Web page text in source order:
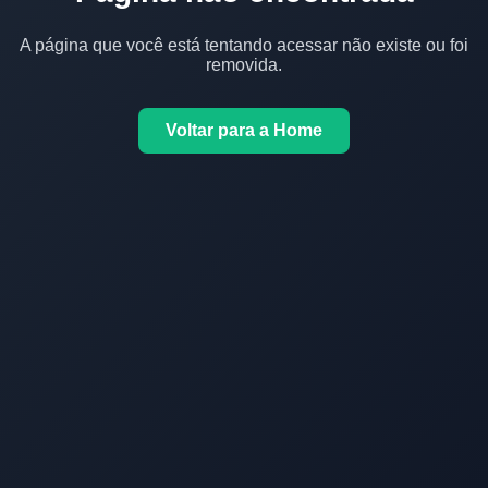
A página que você está tentando acessar não existe ou foi
removida.
Voltar para a Home